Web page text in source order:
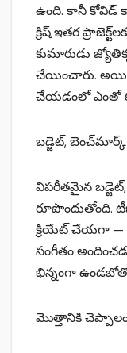
ఉంది. కానీ కోవిడ్
క్రిష్ ఇతర
కుమారుడు
చేయించారు.
చేయడంలో ఎంతో
బడ్జెట్,
విపరీతమైన
రూపొందుతోంది.
క్రియేట్ చేయగా —
సంగీతం
భిన్నంగా
మొత్తానికి